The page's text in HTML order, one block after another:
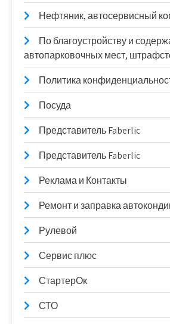
Нефтяник, автосервисный
По благоустройству и
автопарковочных мест,
Политика
Посуда
Представитель Faberlic
Представитель Faberlic
Реклама и Контакты
Ремонт и заправка
Рулевой
Сервис плюс
СтартерОк
СТО